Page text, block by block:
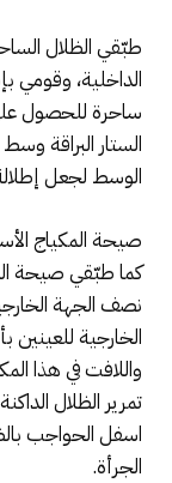
طبّقي الظلال
الداخلية، وقومي
ساحرة للحصول
الستار البراقة
الوسط لجعل
صيحة المكياج
كما طبّقي صيحة
نصف الجهة
الخارجية
تمرير الظلال
اسفل الحواجب
الجرأة.